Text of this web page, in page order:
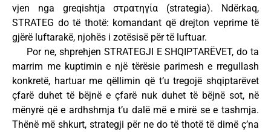
vjen nga greqishtja στρατηγία (strategia). Ndërkaq,
STRATEG do të thotë: komandant që drejton veprime të
gjërë luftarakë, njohës i zotësisë për të luftuar.
Por ne, shprehjen STRATEGJI E SHQIPTARËVET, do ta
marrim me kuptimin e një tërësie parimesh e rregullash
konkretë, hartuar me qëllimin që t’u tregojë shqiptarëvet
çfarë duhet të bëjnë e çfarë nuk duhet të bëjnë sot, në
mënyrë që e ardhshmja t’u dalë më e mirë se e tashmja.
Thënë më shkurt, strategji për ne do të thotë të dimë ç’na